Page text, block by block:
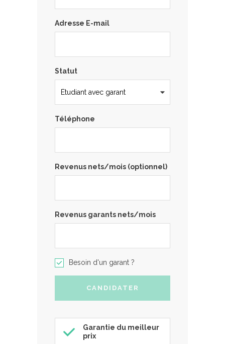
Adresse E-mail
Statut
Téléphone
Revenus nets/mois (optionnel)
Revenus garants nets/mois
Besoin d'un garant ?
Garantie du meilleur
prix